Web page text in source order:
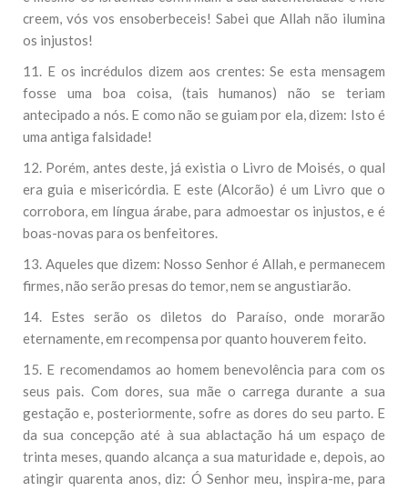
creem, vós vos ensoberbeceis! Sabei que Allah não ilumina
os injustos!
11. E os incrédulos dizem aos crentes: Se esta mensagem
fosse uma boa coisa, (tais humanos) não se teriam
antecipado a nós. E como não se guiam por ela, dizem: Isto é
uma antiga falsidade!
12. Porém, antes deste, já existia o Livro de Moisés, o qual
era guia e misericórdia. E este (Alcorão) é um Livro que o
corrobora, em língua árabe, para admoestar os injustos, e é
boas-novas para os benfeitores.
13. Aqueles que dizem: Nosso Senhor é Allah, e permanecem
firmes, não serão presas do temor, nem se angustiarão.
14. Estes serão os diletos do Paraíso, onde morarão
eternamente, em recompensa por quanto houverem feito.
15. E recomendamos ao homem benevolência para com os
seus pais. Com dores, sua mãe o carrega durante a sua
gestação e, posteriormente, sofre as dores do seu parto. E
da sua concepção até à sua ablactação há um espaço de
trinta meses, quando alcança a sua maturidade e, depois, ao
atingir quarenta anos, diz: Ó Senhor meu, inspira-me, para